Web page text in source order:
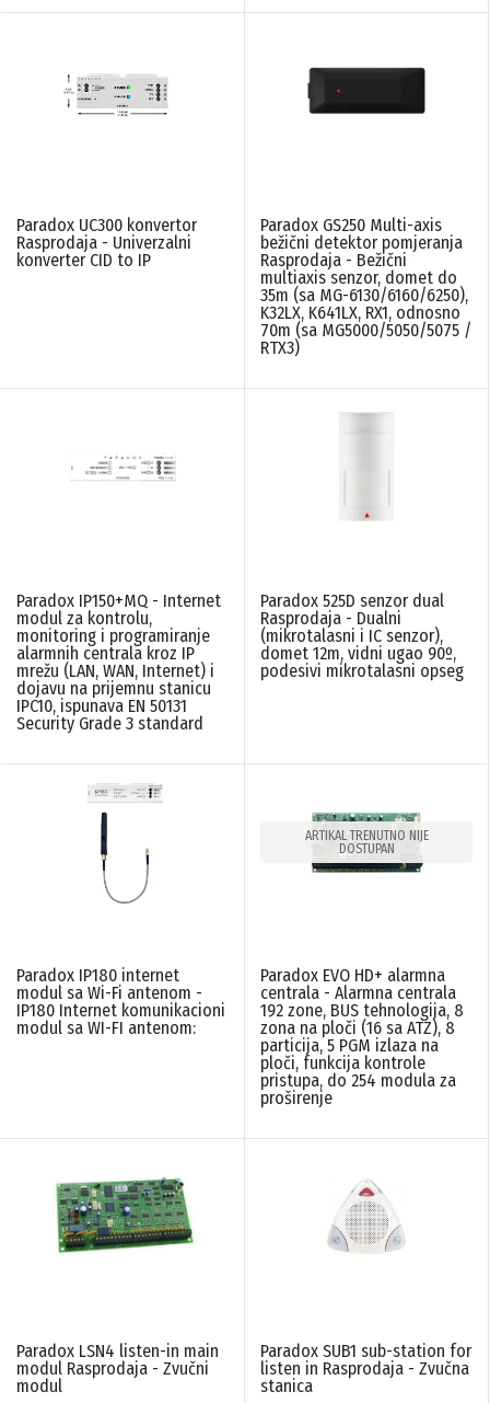
Paradox UC300 konvertor
Rasprodaja - Univerzalni
konverter CID to IP
Paradox GS250 Multi-axis
bežični detektor pomjeranja
Rasprodaja - Bežični
multiaxis senzor, domet do
35m (sa MG-6130/6160/6250),
K32LX, K641LX, RX1, odnosno
70m (sa MG5000/5050/5075 /
RTX3)
Paradox IP150+MQ - Internet
modul za kontrolu,
monitoring i programiranje
alarmnih centrala kroz IP
mrežu (LAN, WAN, Internet) i
dojavu na prijemnu stanicu
IPC10, ispunava EN 50131
Security Grade 3 standard
Paradox 525D senzor dual
Rasprodaja - Dualni
(mikrotalasni i IC senzor),
domet 12m, vidni ugao 90º,
podesivi mikrotalasni opseg
Paradox IP180 internet
modul sa Wi-Fi antenom -
IP180 Internet komunikacioni
modul sa WI-FI antenom:
ARTIKAL TRENUTNO NIJE
DOSTUPAN
Paradox EVO HD+ alarmna
centrala - Alarmna centrala
192 zone, BUS tehnologija, 8
zona na ploči (16 sa ATZ), 8
particija, 5 PGM izlaza na
ploči, funkcija kontrole
pristupa, do 254 modula za
proširenje
Paradox LSN4 listen-in main
modul Rasprodaja - Zvučni
modul
Paradox SUB1 sub-station for
listen in Rasprodaja - Zvučna
stanica